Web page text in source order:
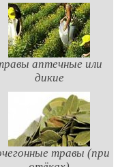
аптечные или
дикие
травы (при